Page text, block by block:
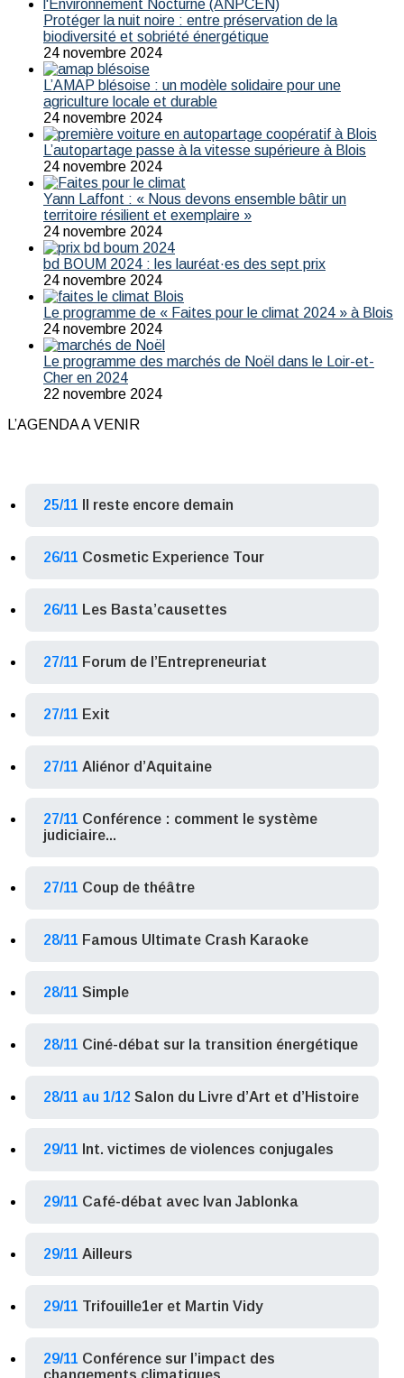
Protéger la nuit noire : entre préservation de la
biodiversité et sobriété énergétique
24 novembre 2024
L’AMAP blésoise : un modèle solidaire pour une
agriculture locale et durable
24 novembre 2024
L’autopartage passe à la vitesse supérieure à Blois
24 novembre 2024
Yann Laffont : « Nous devons ensemble bâtir un
territoire résilient et exemplaire »
24 novembre 2024
bd BOUM 2024 : les lauréat·es des sept prix
24 novembre 2024
Le programme de « Faites pour le climat 2024 » à Blois
24 novembre 2024
Le programme des marchés de Noël dans le Loir-et-
Cher en 2024
22 novembre 2024
L’AGENDA A VENIR
25/11 Il reste encore demain
26/11 Cosmetic Experience Tour
26/11 Les Basta’causettes
27/11 Forum de l’Entrepreneuriat
27/11 Exit
27/11 Aliénor d’Aquitaine
27/11 Conférence : comment le système
judiciaire...
27/11 Coup de théâtre
28/11 Famous Ultimate Crash Karaoke
28/11 Simple
28/11 Ciné-débat sur la transition énergétique
28/11 au 1/12 Salon du Livre d’Art et d’Histoire
29/11 Int. victimes de violences conjugales
29/11 Café-débat avec Ivan Jablonka
29/11 Ailleurs
29/11 Trifouille1er et Martin Vidy
29/11 Conférence sur l’impact des
changements climatiques